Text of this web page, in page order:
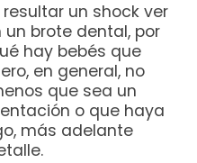
un shock ver
brote dental, por
hay bebés que
en general, no
que sea un
o que haya
más adelante